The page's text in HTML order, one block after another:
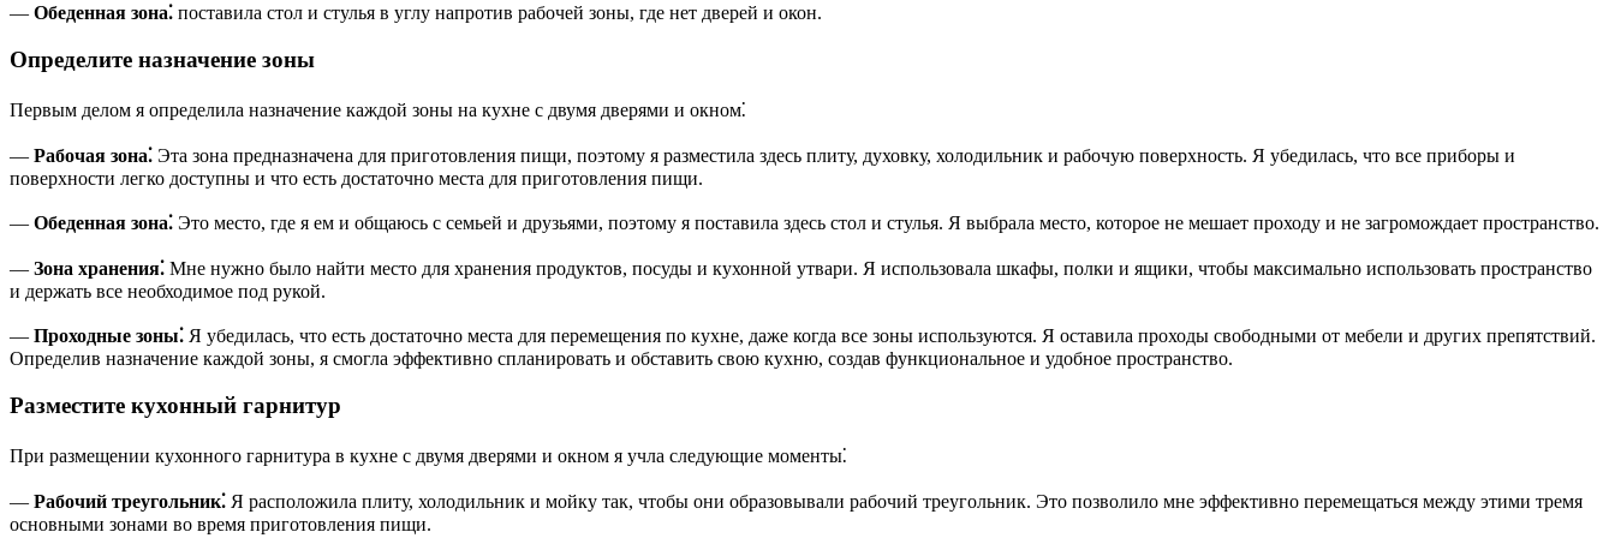
— Обеденная зона⁚ поставила стол и стулья в углу напротив рабочей зоны, где нет дверей и окон.
Определите назначение зоны
Первым делом я определила назначение каждой зоны на кухне с двумя дверями и окном⁚
— Рабочая зона⁚ Эта зона предназначена для приготовления пищи, поэтому я разместила здесь плиту, духовку, холодильник и рабочую поверхность. Я убедилась, что все приборы и
поверхности легко доступны и что есть достаточно места для приготовления пищи.
— Обеденная зона⁚ Это место, где я ем и общаюсь с семьей и друзьями, поэтому я поставила здесь стол и стулья. Я выбрала место, которое не мешает проходу и не загромождает пространство.
— Зона хранения⁚ Мне нужно было найти место для хранения продуктов, посуды и кухонной утвари. Я использовала шкафы, полки и ящики, чтобы максимально использовать пространство
и держать все необходимое под рукой.
— Проходные зоны⁚ Я убедилась, что есть достаточно места для перемещения по кухне, даже когда все зоны используются. Я оставила проходы свободными от мебели и других препятствий.
Определив назначение каждой зоны, я смогла эффективно спланировать и обставить свою кухню, создав функциональное и удобное пространство.
Разместите кухонный гарнитур
При размещении кухонного гарнитура в кухне с двумя дверями и окном я учла следующие моменты⁚
— Рабочий треугольник⁚ Я расположила плиту, холодильник и мойку так, чтобы они образовывали рабочий треугольник. Это позволило мне эффективно перемещаться между этими тремя
основными зонами во время приготовления пищи.